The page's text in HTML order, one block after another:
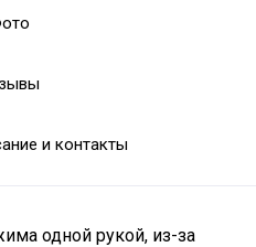
и контакты
одной рукой, из-за